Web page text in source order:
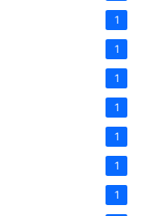
1
1
1
1
1
1
1